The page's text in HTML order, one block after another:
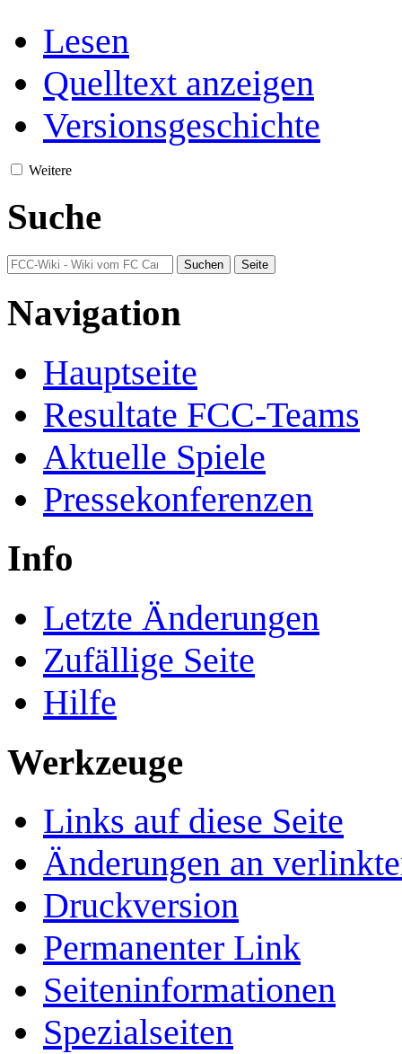
Lesen
Quelltext anzeigen
Versionsgeschichte
Weitere
Suche
Navigation
Hauptseite
Resultate FCC-Teams
Aktuelle Spiele
Pressekonferenzen
Info
Letzte Änderungen
Zufällige Seite
Hilfe
Werkzeuge
Links auf diese Seite
Änderungen an
Druckversion
Permanenter Link
Seiten­­informationen
Spezialseiten